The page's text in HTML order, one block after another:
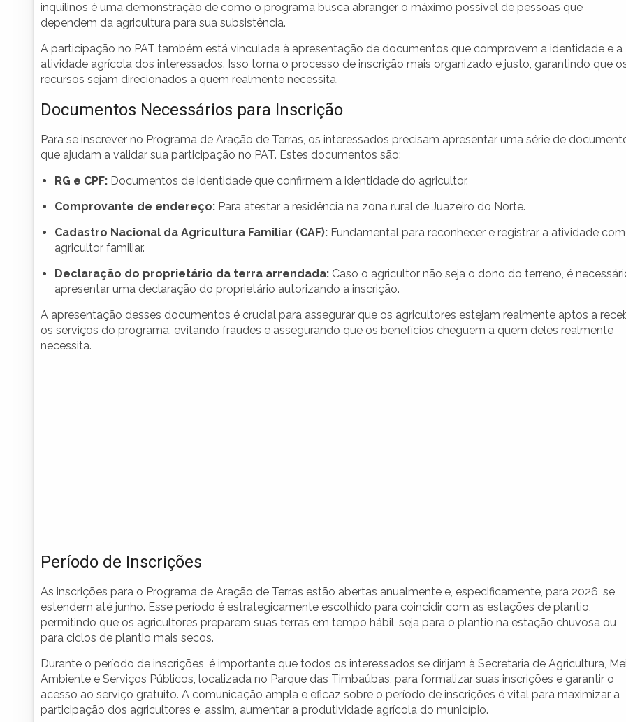
inquilinos é uma demonstração de como o programa busca abranger o máximo possível de pessoas que
dependem da agricultura para sua subsistência.
A participação no PAT também está vinculada à apresentação de documentos que comprovem a identidade e a
atividade agrícola dos interessados. Isso torna o processo de inscrição mais organizado e justo, garantindo que
recursos sejam direcionados a quem realmente necessita.
Documentos Necessários para Inscrição
Para se inscrever no Programa de Aração de Terras, os interessados precisam apresentar uma série de
que ajudam a validar sua participação no PAT. Estes documentos são:
RG e CPF: Documentos de identidade que confirmem a identidade do agricultor.
Comprovante de endereço: Para atestar a residência na zona rural de Juazeiro do Norte.
Cadastro Nacional da Agricultura Familiar (CAF): Fundamental para reconhecer e registrar a atividade
agricultor familiar.
Declaração do proprietário da terra arrendada: Caso o agricultor não seja o dono do terreno, é
apresentar uma declaração do proprietário autorizando a inscrição.
A apresentação desses documentos é crucial para assegurar que os agricultores estejam realmente aptos a
os serviços do programa, evitando fraudes e assegurando que os benefícios cheguem a quem deles realmente
necessita.
Período de Inscrições
As inscrições para o Programa de Aração de Terras estão abertas anualmente e, especificamente, para 2026, se
estendem até junho. Esse período é estrategicamente escolhido para coincidir com as estações de plantio,
permitindo que os agricultores preparem suas terras em tempo hábil, seja para o plantio na estação chuvosa ou
para ciclos de plantio mais secos.
Durante o período de inscrições, é importante que todos os interessados se dirijam à Secretaria de Agricultura,
Ambiente e Serviços Públicos, localizada no Parque das Timbaúbas, para formalizar suas inscrições e garantir o
acesso ao serviço gratuito. A comunicação ampla e eficaz sobre o período de inscrições é vital para maximizar a
participação dos agricultores e, assim, aumentar a produtividade agrícola do município.